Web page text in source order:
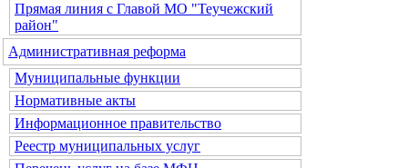
Прямая линия с Главой МО "Теучежский
район"
Административная реформа
Муниципальные функции
Нормативные акты
Информационное правительство
Реестр муниципальных услуг